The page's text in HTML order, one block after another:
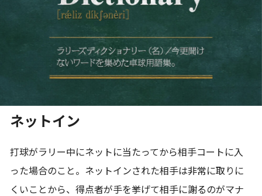
ネットイン
打球がラリー中にネットに当たってから相手コートに入
った場合のこと。ネットインされた相手は非常に取りに
くいことから、得点者が手を挙げて相手に謝るのがマナ